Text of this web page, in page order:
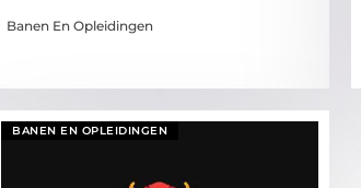
Banen En Opleidingen
BANEN EN OPLEIDINGEN